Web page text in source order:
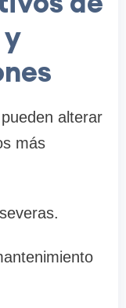
alterar
más